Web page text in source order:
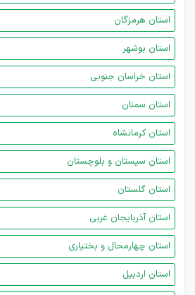
استان هرمزگان
استان بوشهر
استان خراسان جنوبی
استان سمنان
استان کرمانشاه
استان سیستان و بلوچستان
استان گلستان
استان آذربایجان غربی
استان چهارمحال و بختیاری
استان اردبیل